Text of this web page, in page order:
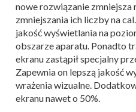
nowe rozwiązanie
zmniejszania ich liczby na
jakość wyświetlania na
obszarze aparatu. Ponadto
ekranu zastąpił specjalny
Zapewnia on lepszą jakość
wrażenia wizualne.
ekranu nawet o 50%.